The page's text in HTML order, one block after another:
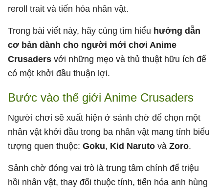
reroll trait và tiến hóa nhân vật.
Trong bài viết này, hãy cùng tìm hiểu hướng dẫn
cơ bản dành cho người mới chơi Anime
Crusaders với những mẹo và thủ thuật hữu ích để
có một khởi đầu thuận lợi.
Bước vào thế giới Anime Crusaders
Người chơi sẽ xuất hiện ở sảnh chờ để chọn một
nhân vật khởi đầu trong ba nhân vật mang tính biểu
tượng quen thuộc: Goku, Kid Naruto và Zoro.
Sảnh chờ đóng vai trò là trung tâm chính để triệu
hồi nhân vật, thay đổi thuộc tính, tiến hóa anh hùng